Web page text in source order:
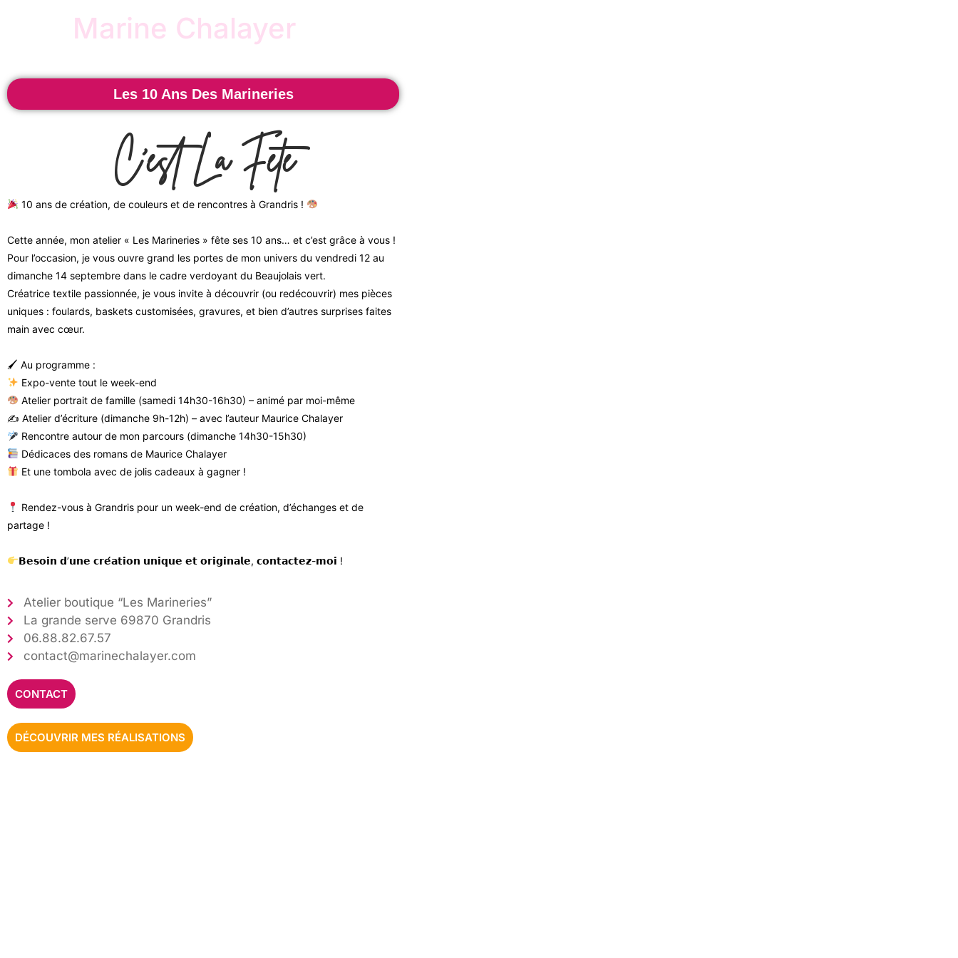
Marine Chalayer
Les 10 Ans Des Marineries
C'est La Fête
10 ans de création, de couleurs et de rencontres à Grandris !
Cette année, mon atelier « Les Marineries » fête ses 10 ans… et c’est grâce à vous !
Pour l’occasion, je vous ouvre grand les portes de mon univers du vendredi 12 au
dimanche 14 septembre dans le cadre verdoyant du Beaujolais vert.
Créatrice textile passionnée, je vous invite à découvrir (ou redécouvrir) mes pièces
uniques : foulards, baskets customisées, gravures, et bien d’autres surprises faites
main avec cœur.
🖌 Au programme :
Expo-vente tout le week-end
Atelier portrait de famille (samedi 14h30-16h30) – animé par moi-même
✍️ Atelier d’écriture (dimanche 9h-12h) – avec l’auteur Maurice Chalayer
Rencontre autour de mon parcours (dimanche 14h30-15h30)
Dédicaces des romans de Maurice Chalayer
Et une tombola avec de jolis cadeaux à gagner !
Rendez-vous à Grandris pour un week-end de création, d’échanges et de
partage !
𝗕𝗲𝘀𝗼𝗶𝗻 𝗱’𝘂𝗻𝗲 𝗰𝗿𝗲́𝗮𝘁𝗶𝗼𝗻 𝘂𝗻𝗶𝗾𝘂𝗲 𝗲𝘁 𝗼𝗿𝗶𝗴𝗶𝗻𝗮𝗹𝗲, 𝗰𝗼𝗻𝘁𝗮𝗰𝘁𝗲𝘇-𝗺𝗼𝗶 !
Atelier boutique “Les Marineries”
La grande serve 69870 Grandris
​06.88.82.67.57
​contact@marinechalayer.com
CONTACT
DÉCOUVRIR MES RÉALISATIONS